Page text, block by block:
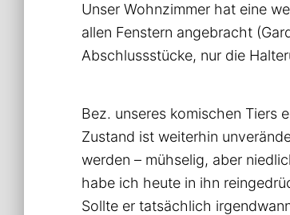
Unser Wohnzimmer hat eine
allen Fenstern angebracht
Abschlussstücke, nur die
Bez. unseres komischen Tiers
Zustand ist weiterhin
werden – mühselig, aber
habe ich heute in ihn
Sollte er tatsächlich